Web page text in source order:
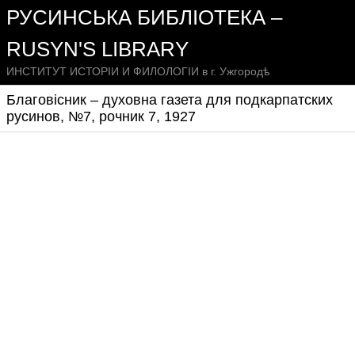
РУСИНСЬКА БИБЛІОТЕКА –
RUSYN'S LIBRARY
ИНСТИТУТ ИСТОРІИ И ФИЛОЛОГІИ в г. Ужгородѣ
Благовісник – духовна газета для подкарпатских
русинов, №7, рочник 7, 1927